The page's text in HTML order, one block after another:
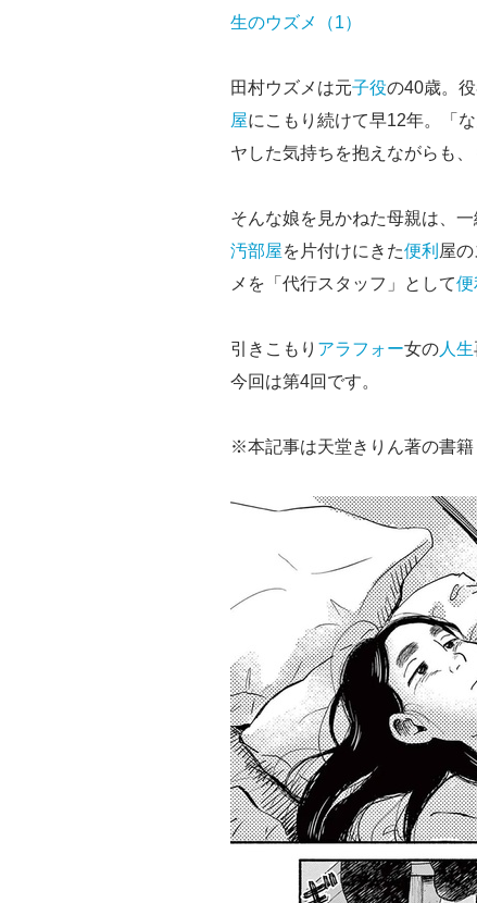
生のウズメ（1）
田村ウズメは元子役の40歳。
屋にこもり続けて早12年。「
ヤした気持ちを抱えながらも
そんな娘を見かねた母親は、一
汚部屋を片付けにきた便利 屋
メを「代行スタッフ」として便
引きこもり アラフォー女の人生
今回は第4回です。
※本記事は天堂きりん著の書籍